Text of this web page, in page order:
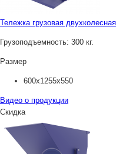
Тележка грузовая
Грузоподъемность: 300 кг.
Размер
600х1255х550
Видео о продукции
Скидка